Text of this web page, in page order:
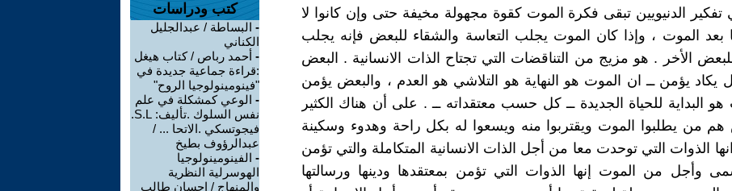
الدنيويين تبقى فكرة الموت كقوة مجهولة مخيفة حتى وإن كانوا لا
بعد الموت ، وإذا كان الموت يجلب التعاسة والشقاء للبعض فإنه يجلب
الأخر . هو مزيج من التناقضات التي تجتاح الذات الانسانية . البعض
يكاد يؤمن ــ ان الموت هو النهاية هو التلاشي هو العدم ، والبعض يؤمن
هو البداية للحياة الجديدة ــ كل حسب معتقداته ــ . على أن هناك الكثير
هم من يطلبوا الموت ويقتربوا منه ويسعوا له بكل راحة وهدوء وسكينة
انها الذوات التي توحدت معا من أجل الذات الانسانية المتكاملة والتي تؤمن
وأجل من الموت إنها الذوات التي تؤمن بمعتقدها ودينها ورسالتها
كتب ودراسات
- البساطة / عبدالجليل
الكناني
- أحمد رباص / كتاب هيغل
:قراءة جماعية جديدة في
"فينومينولوجيا الروح"
- الوعي كمشكلة في علم
نفس السلوك .تأليف: S.L.
فيجوتسكي .الاتحا ... /
عبدالرؤوف بطيخ
- الفينومينولوجيا
الهوسرلية النظرية
والمنهاج / احسان طالب